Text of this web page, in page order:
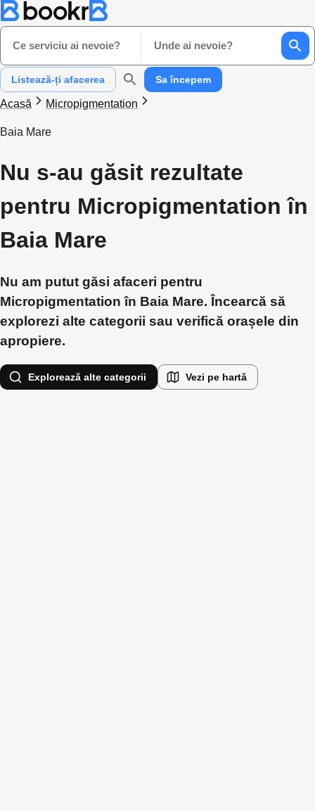
Ce serviciu ai nevoie? Unde ai nevoie?
Listează-ți afacerea Sa începem
Acasă Micropigmentation
Baia Mare
Nu s-au găsit rezultate
pentru Micropigmentation în
Baia Mare
Nu am putut găsi afaceri pentru
Micropigmentation în Baia Mare. Încearcă să
explorezi alte categorii sau verifică orașele din
apropiere.
Explorează alte categorii Vezi pe hartă